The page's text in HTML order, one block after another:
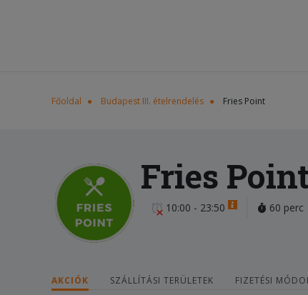
Főoldal Budapest III. ételrendelés Fries Point
Fries Point
10:00 - 23:50 60 perc
AKCIÓK SZÁLLÍTÁSI TERÜLETEK FIZETÉSI